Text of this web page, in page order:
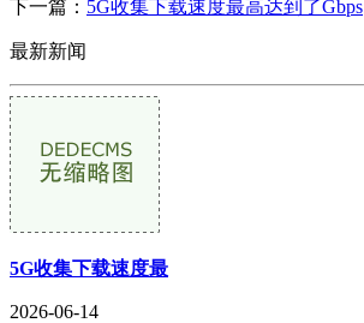
下一篇： 5G收集下载速度最高达到了Gbps
最新新闻
5G收集下载速度最
2026-06-14